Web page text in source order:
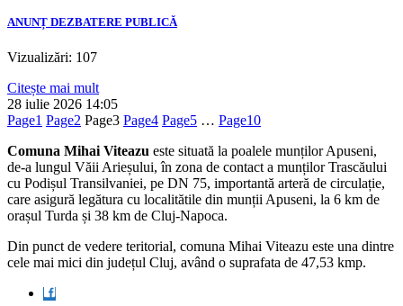
ANUNȚ DEZBATERE PUBLICĂ
Vizualizări: 107
Citește mai mult
28 iulie 2026 14:05
Page1 Page2 Page3 Page4 Page5 … Page10
Comuna Mihai Viteazu este situată la poalele munților Apuseni,
de-a lungul Văii Arieșului, în zona de contact a munților Trascăului
cu Podișul Transilvaniei, pe DN 75, importantă arteră de circulație,
care asigură legătura cu localitătile din munții Apuseni, la 6 km de
orașul Turda și 38 km de Cluj-Napoca.
Din punct de vedere teritorial, comuna Mihai Viteazu este una dintre
cele mai mici din județul Cluj, având o suprafata de 47,53 kmp.